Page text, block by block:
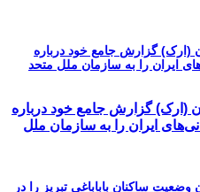
(ارک) گزارش جامع خود درباره
ایران را به سازمان ملل